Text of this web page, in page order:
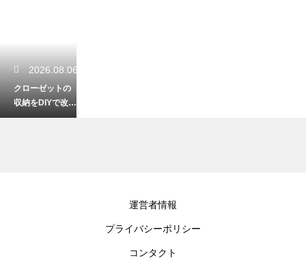
2026.08.06
クローゼットの
収納をDIYで改
造！初心者でも
運営者情報
プライバシーポリシー
コンタクト